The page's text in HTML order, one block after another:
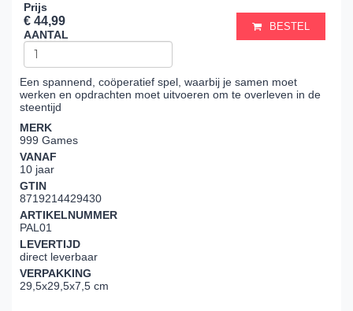
Prijs
€ 44,99
AANTAL
BESTEL
Een spannend, coöperatief spel, waarbij je samen moet
werken en opdrachten moet uitvoeren om te overleven in de
steentijd
MERK
999 Games
VANAF
10 jaar
GTIN
8719214429430
ARTIKELNUMMER
PAL01
LEVERTIJD
direct leverbaar
VERPAKKING
29,5x29,5x7,5 cm